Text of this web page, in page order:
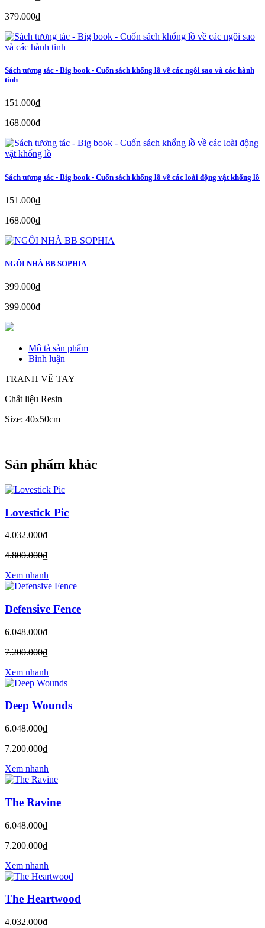
379.000₫
Sách tương tác - Big book - Cuốn sách khổng lồ về các ngôi sao và các hành
tinh
151.000₫
168.000₫
Sách tương tác - Big book - Cuốn sách khổng lồ về các loài động vật khổng lồ
151.000₫
168.000₫
NGÔI NHÀ BB SOPHIA
399.000₫
399.000₫
Mô tả sản phẩm
Bình luận
TRANH VẼ TAY
Chất liệu Resin
Size: 40x50cm
Sản phẩm khác
Lovestick Pic
4.032.000₫
4.800.000₫
Xem nhanh
Defensive Fence
6.048.000₫
7.200.000₫
Xem nhanh
Deep Wounds
6.048.000₫
7.200.000₫
Xem nhanh
The Ravine
6.048.000₫
7.200.000₫
Xem nhanh
The Heartwood
4.032.000₫